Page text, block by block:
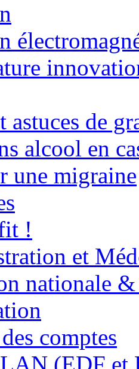
astuces de
alcool en
une migraine
!
et
nationale
comptes
(EDF et